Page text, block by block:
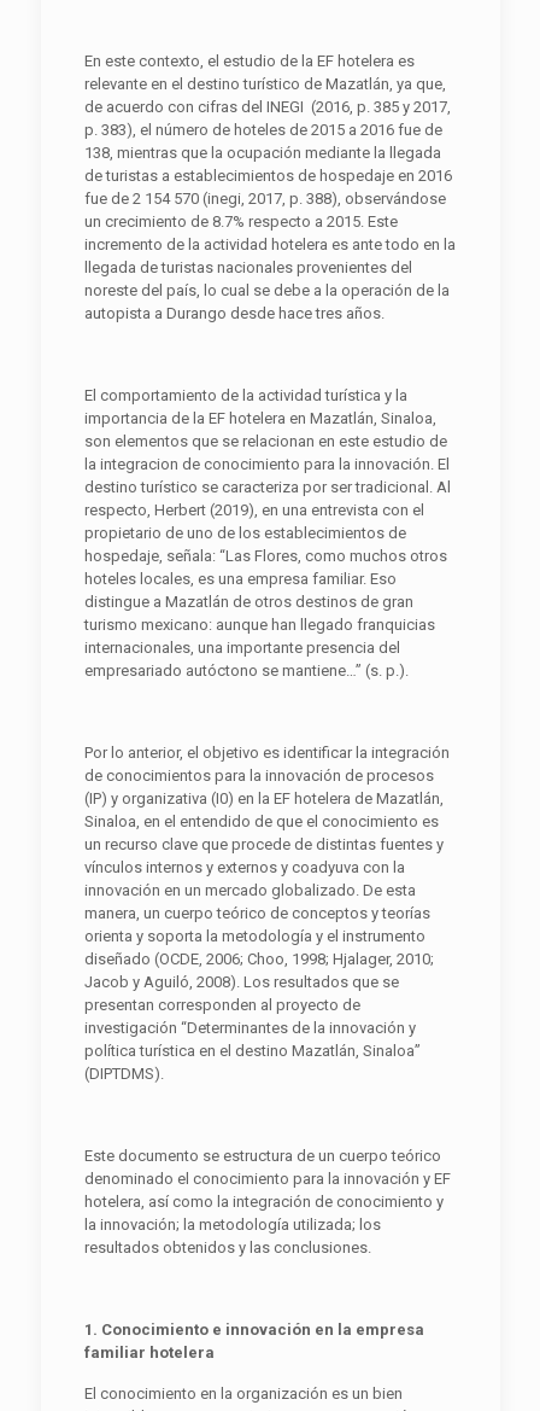
En este contexto, el estudio de la EF hotelera es
relevante en el destino turístico de Mazatlán, ya que,
de acuerdo con cifras del INEGI (2016, p. 385 y 2017,
p. 383), el número de hoteles de 2015 a 2016 fue de
138, mientras que la ocupación mediante la llegada
de turistas a establecimientos de hospedaje en 2016
fue de 2 154 570 (inegi, 2017, p. 388), observándose
un crecimiento de 8.7% respecto a 2015. Este
incremento de la actividad hotelera es ante todo en la
llegada de turistas nacionales provenientes del
noreste del país, lo cual se debe a la operación de la
autopista a Durango desde hace tres años.
El comportamiento de la actividad turística y la
importancia de la EF hotelera en Mazatlán, Sinaloa,
son elementos que se relacionan en este estudio de
la integracion de conocimiento para la innovación. El
destino turístico se caracteriza por ser tradicional. Al
respecto, Herbert (2019), en una entrevista con el
propietario de uno de los establecimientos de
hospedaje, señala: “Las Flores, como muchos otros
hoteles locales, es una empresa familiar. Eso
distingue a Mazatlán de otros destinos de gran
turismo mexicano: aunque han llegado franquicias
internacionales, una importante presencia del
empresariado autóctono se mantiene…” (s. p.).
Por lo anterior, el objetivo es identificar la integración
de conocimientos para la innovación de procesos
(IP) y organizativa (I0) en la EF hotelera de Mazatlán,
Sinaloa, en el entendido de que el conocimiento es
un recurso clave que procede de distintas fuentes y
vínculos internos y externos y coadyuva con la
innovación en un mercado globalizado. De esta
manera, un cuerpo teórico de conceptos y teorías
orienta y soporta la metodología y el instrumento
diseñado (OCDE, 2006; Choo, 1998; Hjalager, 2010;
Jacob y Aguiló, 2008). Los resultados que se
presentan corresponden al proyecto de
investigación “Determinantes de la innovación y
política turística en el destino Mazatlán, Sinaloa”
(DIPTDMS).
Este documento se estructura de un cuerpo teórico
denominado el conocimiento para la innovación y EF
hotelera, así como la integración de conocimiento y
la innovación; la metodología utilizada; los
resultados obtenidos y las conclusiones.
1 . Conocimiento e innovación en la empresa
familiar hotelera
El conocimiento en la organización es un bien